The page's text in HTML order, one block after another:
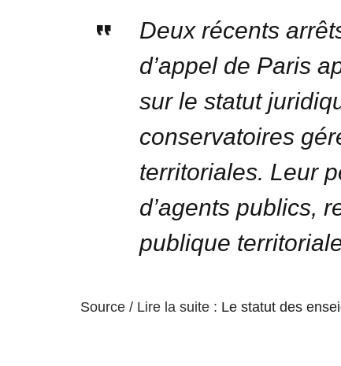
Deux récents
d’appel de Paris
sur le statut
conservatoires
territoriales. Leur
d’agents publics,
publique
Source / Lire la suite : Le statut des